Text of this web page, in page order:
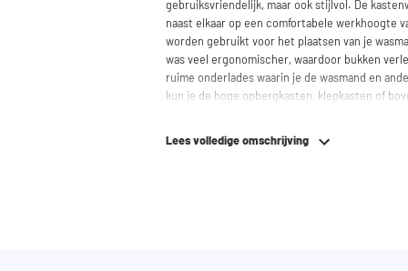
gebruiksvriendelijk, maar ook stijlvol. De
naast elkaar op een comfortabele werkhoogte
worden gebruikt voor het plaatsen van je
was veel ergonomischer, waardoor bukken
ruime onderlades waarin je de wasmand en
kun je de hoge opbergkasten, klepkasten of
bijdraagt aan de strakke en opgeruimde
voor kleinere koelkasten en/of vriezers, wat
Lees volledige omschrijving